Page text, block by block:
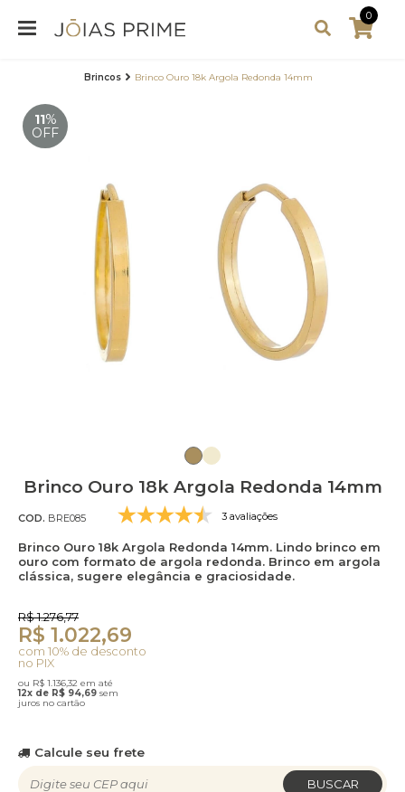
0
Brincos Brinco Ouro 18k Argola Redonda 14mm
11%
OFF
Brinco Ouro 18k Argola Redonda 14mm
COD. BRE085 3 avaliações
Brinco Ouro 18k Argola Redonda 14mm. Lindo brinco em
ouro com formato de argola redonda. Brinco em argola
clássica, sugere elegância e graciosidade.
R$ 1.276,77
R$ 1.022,69
com 10% de desconto
no PIX
ou R$ 1.136,32 em até
12x de R$ 94,69 sem
juros no cartão
Calcule seu frete
BUSCAR